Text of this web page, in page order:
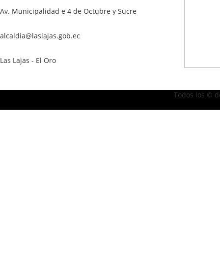
Av. Municipalidad e 4 de Octubre y Sucre
alcaldia@laslajas.gob.ec
Las Lajas - El Oro
Todos los ©